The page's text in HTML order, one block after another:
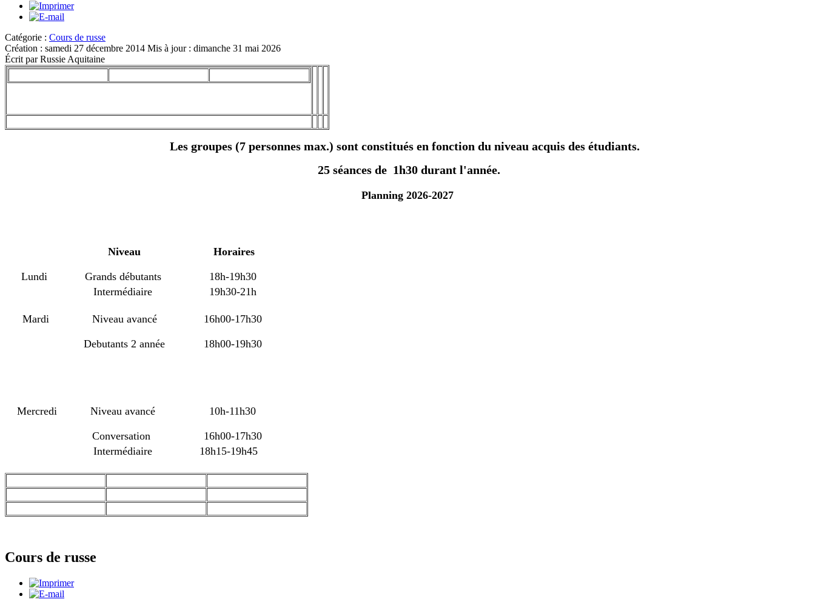
Catégorie : Cours de russe
Création : samedi 27 décembre 2014 Mis à jour : dimanche 31 mai 2026
Écrit par Russie Aquitaine
Les groupes (7 personnes max.) sont constitués en fonction du niveau acquis des étudiants.
25 séances de 1h30 durant l'année.
Planning 2026-2027
Niveau Horaires
Lundi Grands débutants
18h-19h30
Intermédiaire
19h30-21h
Mardi Niveau avancé 16h00-17h30
Debutants 2 année 18h00-19h30
Mercredi Niveau avancé 10h-11h30
Conversation
16h00-17h30
Intermédiaire
18h15-19h45
Cours de russe